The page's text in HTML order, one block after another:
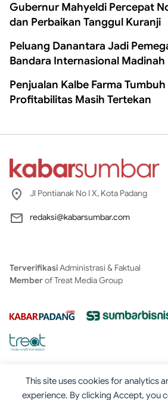
This site uses cookies for analytics
experience. By clicking Accept, you
Gubernur Mahyeldi Percepat
dan Perbaikan Tanggul Kuranji
Peluang Danantara Jadi
Bandara Internasional Madinah
Penjualan Kalbe Farma Tumbuh
Profitabilitas Masih Tertekan
Jl Pontianak No I X, Kota Padang
redaksi@kabarsumbar.com
TerverifikasiAdministrasi & Faktual
Memberof Treat Media Group